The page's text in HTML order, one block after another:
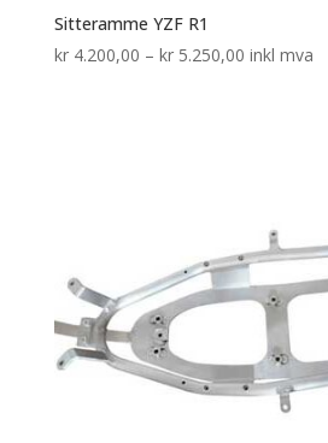
Sitteramme YZF R1
kr4.200,00 – kr5.250,00Prisområde:
inkl mva